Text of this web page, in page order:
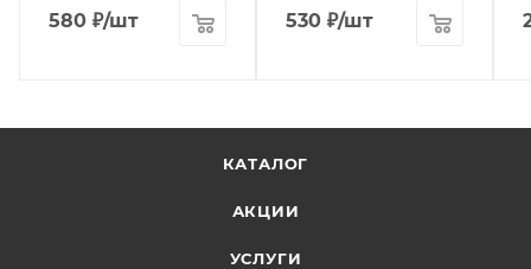
580 ₽/шт 530 ₽/шт
КАТАЛОГ
АКЦИИ
УСЛУГИ